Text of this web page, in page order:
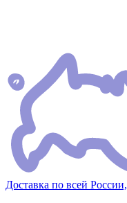
Доставка по всей